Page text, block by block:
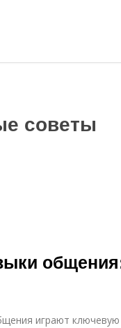
советы
играют